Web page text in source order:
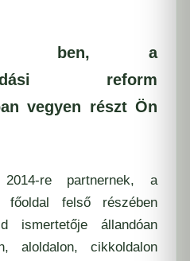
ben, a
reform
vegyen részt Ön
re partnernek, a
főoldal felső részében
ismertetője állandóan
aloldalon, cikkoldalon